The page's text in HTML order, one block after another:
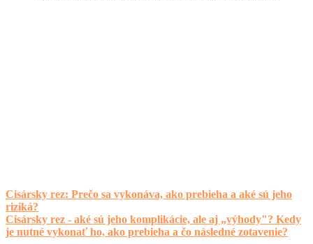
Cisársky rez: Prečo sa vykonáva, ako prebieha a aké sú jeho
riziká?
Cisársky rez - aké sú jeho komplikácie, ale aj „výhody"? Kedy
je nutné vykonať ho, ako prebieha a čo následné zotavenie?